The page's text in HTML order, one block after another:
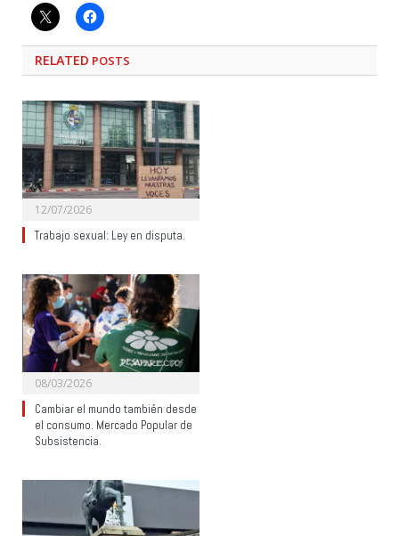
RELATED POSTS
12/07/2026
Trabajo sexual: Ley en disputa.
08/03/2026
Cambiar el mundo también desde
el consumo. Mercado Popular de
Subsistencia.